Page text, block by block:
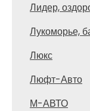
Лидер,
Лукоморье,
Люкс
Люфт-Авто
М-АВТО